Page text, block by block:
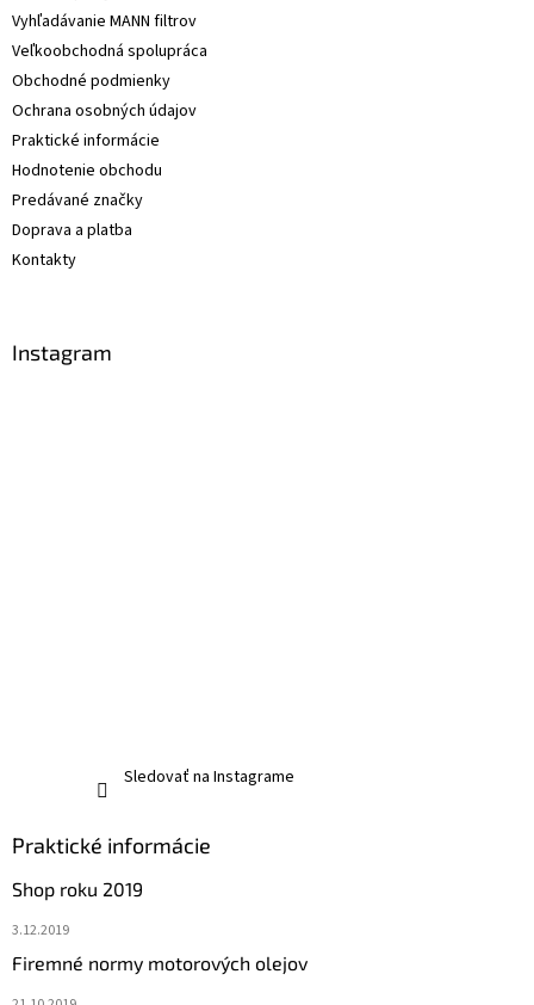
Vyhľadávanie MANN filtrov
Veľkoobchodná spolupráca
Obchodné podmienky
Ochrana osobných údajov
Praktické informácie
Hodnotenie obchodu
Predávané značky
Doprava a platba
Kontakty
Instagram
Sledovať na Instagrame
Praktické informácie
Shop roku 2019
3.12.2019
Firemné normy motorových olejov